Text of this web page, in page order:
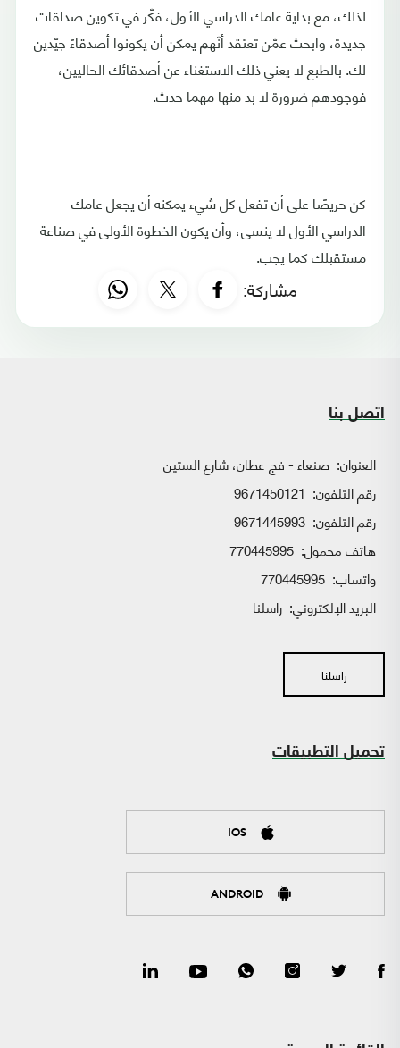
لذلك، مع بداية عامك الدراسي الأول، فكّر في تكوين صداقات
جديدة، وابحث عمّن تعتقد أنّهم يمكن أن يكونوا أصدقاءً جيّدين
لك. بالطبع لا يعني ذلك الاستغناء عن أصدقائك الحاليين،
فوجودهم ضرورة لا بد منها مهما حدث.
كن حريصًا على أن تفعل كل شيء يمكنه أن يجعل عامك
الدراسي الأول لا ينسى، وأن يكون الخطوة الأولى في صناعة
مستقبلك كما يجب.
مشاركة:
اتصل بنا
العنوان: صنعاء - فج عطان، شارع الستين
رقم التلفون: 9671450121
رقم التلفون: 9671445993
هاتف محمول: 770445995
واتساب:
البريد الإلكتروني: راسلنا
راسلنا
تحميل التطبيقات
IOS
ANDROID